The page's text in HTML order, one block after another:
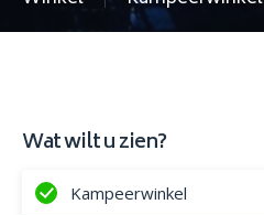
Wat wilt u zien?
Kampeerwinkel